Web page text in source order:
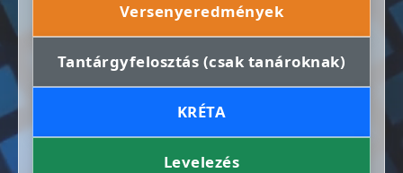
Versenyeredmények
Tantárgyfelosztás (csak tanároknak)
KRÉTA
Levelezés